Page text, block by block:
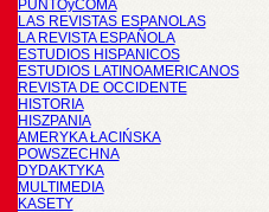
PUNTOyCOMA
LAS REVISTAS ESPANOLAS
LA REVISTA ESPAÑOLA
ESTUDIOS HISPANICOS
ESTUDIOS LATINOAMERICANOS
REVISTA DE OCCIDENTE
HISTORIA
HISZPANIA
AMERYKA ŁACIŃSKA
POWSZECHNA
DYDAKTYKA
MULTIMEDIA
KASETY